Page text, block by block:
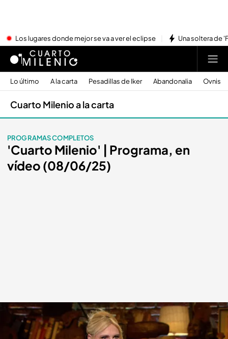
Los lugares donde mejor se va a ver el eclipse Una soltera de
Lo último A la carta Pesadillas de Iker Abandonalia Ovnis
Cuarto Milenio a la carta
PROGRAMAS COMPLETOS
'Cuarto Milenio' | Programa, en
vídeo (08/06/25)
Ainhoa Arteta relata su experiencia cercana a la muerte Cuarto Milenio
Temporada 20 Programa 835